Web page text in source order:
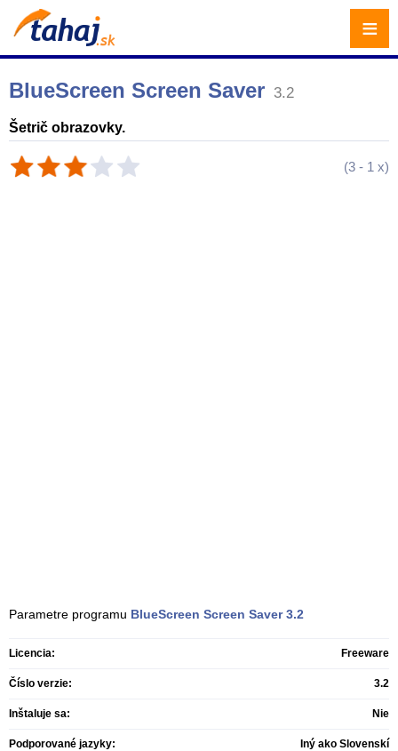
BlueScreen Screen Saver 3.2
Šetrič obrazovky.
(3 - 1 x)
Parametre programu BlueScreen Screen Saver 3.2
Licencia: Freeware
Číslo verzie: 3.2
Inštaluje sa: Nie
Podporované jazyky: Iný ako Slovenskí
≡